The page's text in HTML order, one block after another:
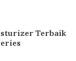
Terbaik